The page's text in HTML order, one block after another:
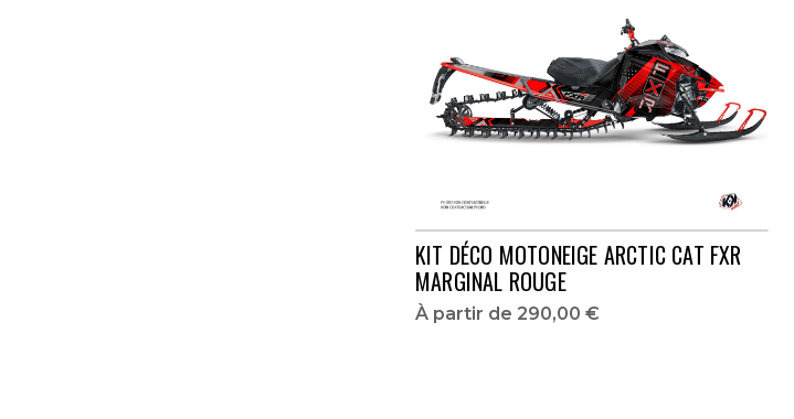
KIT DÉCO MOTONEIGE ARCTIC CAT FXR
MARGINAL ROUGE
À partir de 290,00 €